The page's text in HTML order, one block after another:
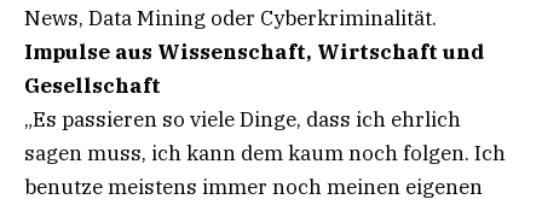
News, Data Mining oder Cyberkriminalität.
Impulse aus Wissenschaft, Wirtschaft und
Gesellschaft
„Es passieren so viele Dinge, dass ich ehrlich
sagen muss, ich kann dem kaum noch folgen. Ich
benutze meistens immer noch meinen eigenen